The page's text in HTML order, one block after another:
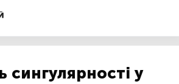
сингулярності у